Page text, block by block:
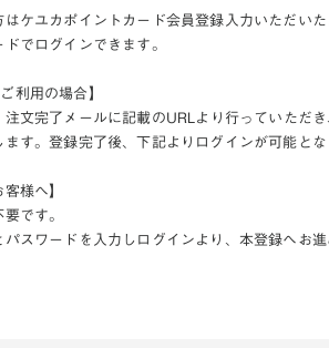
はケユカポイントカード会員登録入力いただい
ドでログインできます。
利用の場合】
注文完了メールに記載のURLより行っていただ
す。登録完了後、下記よりログインが可能とな
様へ】
です。
パスワードを入力しログインより、本登録へお進